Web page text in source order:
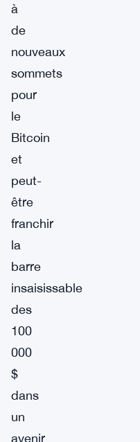
à
de
nouveaux
sommets
pour
le
Bitcoin
et
peut-
être
franchir
la
barre
insaisissable
des
100
000
$
dans
un
avenir